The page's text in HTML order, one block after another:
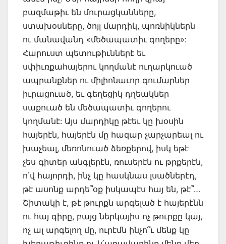
բազմաթիւ են մուրացկանները,
ստախօսները, ծոյլ մարդիկ, պոռնիկներն
ու մանավանդ «մեծապատիւ գողերը»:
Հարուստ պետութիւններէ եւ
սփիւռքահայերու կողմանէ ուղարկուած
ապրանքներ ու միլիոնաւոր գումարներ
իւրացուած, եւ գեղեցիկ դղեակներ
սաքուած են մեծապատիւ գողերու
կողմանէ: Այս մարդիկը թէեւ կը խօսին
հայերէն, հայերէն մը հազար չարչարեալ ու
խաչեալ, մեռոնուած ձեռքերով, իսկ եթէ
չես գիտեր անգլերէն, ռուսերէն ու թրքերէն,
ո՛վ հայորդի, ինչ կը հասկնաս լսածներէդ,
թէ ասոնք արդե՞օք իսկապէս հայ են, թէ՞…
Շիտակի է, թէ թուրքն արգելած է հայերէնն
ու հայ գիրը, բայց ներկայիս ոչ թուրքը կայ,
ոչ ալ արգելող մը, ուրէմն ինչո՞ւ մենք կը